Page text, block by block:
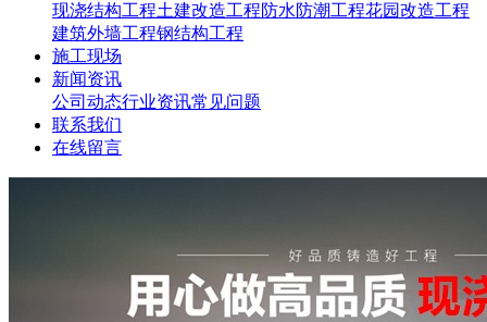
现浇结构工程土建改造工程防水防潮工程花园改造工程
建筑外墙工程钢结构工程
施工现场
新闻资讯
公司动态行业资讯常见问题
联系我们
在线留言